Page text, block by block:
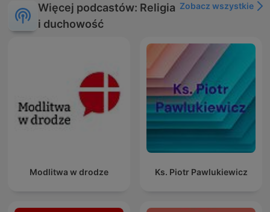
Więcej podcastów: Religia
i duchowość
Zobacz wszystkie
Modlitwa w drodze Ks. Piotr Pawlukiewicz